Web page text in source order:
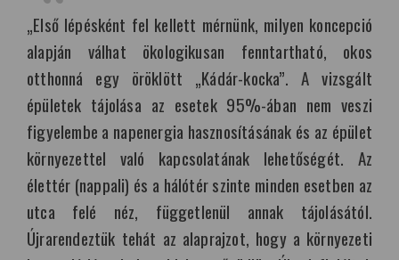
„Első lépésként fel kellett mérnünk, milyen koncepció
alapján válhat ökologikusan fenntartható, okos
otthonná egy öröklött „Kádár-kocka”. A vizsgált
épületek tájolása az esetek 95%-ában nem veszi
figyelembe a napenergia hasznosításának és az épület
környezettel való kapcsolatának lehetőségét. Az
élettér (nappali) és a hálótér szinte minden esetben az
utca felé néz, függetlenül annak tájolásától.
Újrarendeztük tehát az alaprajzot, hogy a környezeti